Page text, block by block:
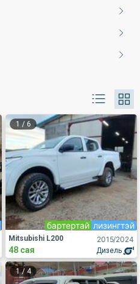
1 / 6
2015/2024
Дизель
лизингтэй
бартертай
Mitsubishi L200
48 сая
1/ 4